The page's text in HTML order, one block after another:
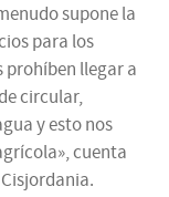
supone la
para los
prohíben llegar a
circular,
y esto nos
cuenta